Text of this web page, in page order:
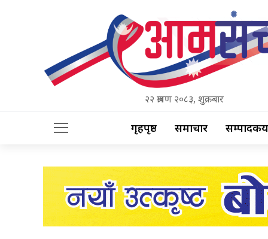
२२ श्रावण २०८३, शुक्रबार
गृहपृष्ठ समाचार सम्पादकीय